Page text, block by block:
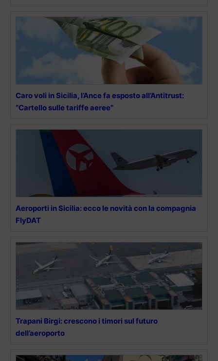
Caro voli in Sicilia, l’Ance fa esposto all’Antitrust:
“Cartello sulle tariffe aeree”
Aeroporti in Sicilia: ecco le novità con la compagnia
FlyDAT
Trapani Birgi: crescono i timori sul futuro
dell’aeroporto